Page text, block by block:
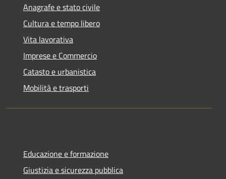
Anagrafe e stato civile
Cultura e tempo libero
Vita lavorativa
Imprese e Commercio
Catasto e urbanistica
Mobilità e trasporti
Educazione e formazione
Giustizia e sicurezza pubblica